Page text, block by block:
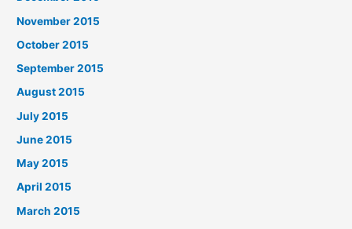
November 2015
October 2015
September 2015
August 2015
July 2015
June 2015
May 2015
April 2015
March 2015